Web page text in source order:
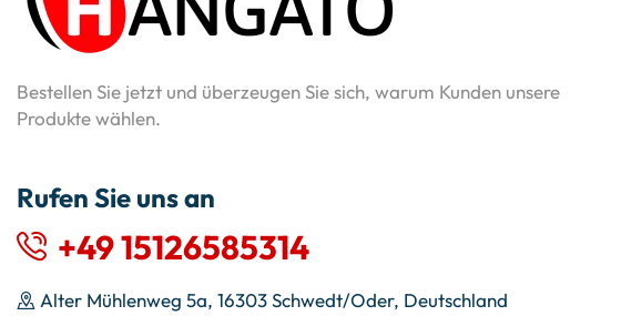
Bestellen Sie jetzt und überzeugen Sie sich, warum Kunden unsere
Produkte wählen.
Rufen Sie uns an
+49 15126585314
Alter Mühlenweg 5a, 16303 Schwedt/Oder, Deutschland